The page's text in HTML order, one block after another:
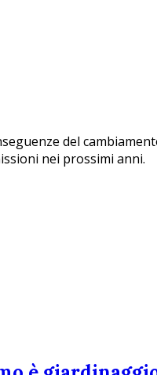
del
nei prossimi anni.